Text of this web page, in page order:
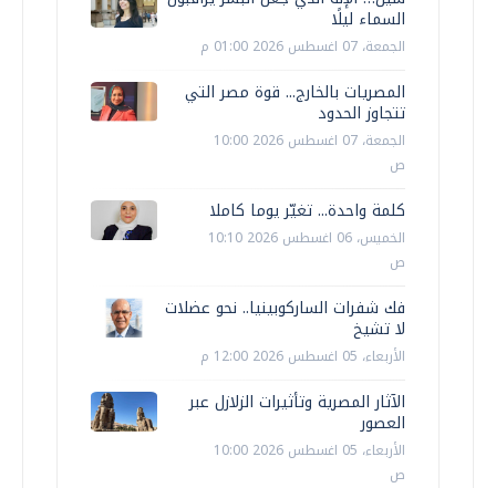
السماء ليلًا
الجمعة، 07 اغسطس 2026 01:00 م
المصريات بالخارج... قوة مصر التي
تتجاوز الحدود
الجمعة، 07 اغسطس 2026 10:00
ص
كلمة واحدة... تغيّر يوما كاملا
الخميس، 06 اغسطس 2026 10:10
ص
فك شفرات الساركوبينيا.. نحو عضلات
لا تشيخ
الأربعاء، 05 اغسطس 2026 12:00 م
الآثار المصرية وتأثيرات الزلازل عبر
العصور
الأربعاء، 05 اغسطس 2026 10:00
ص